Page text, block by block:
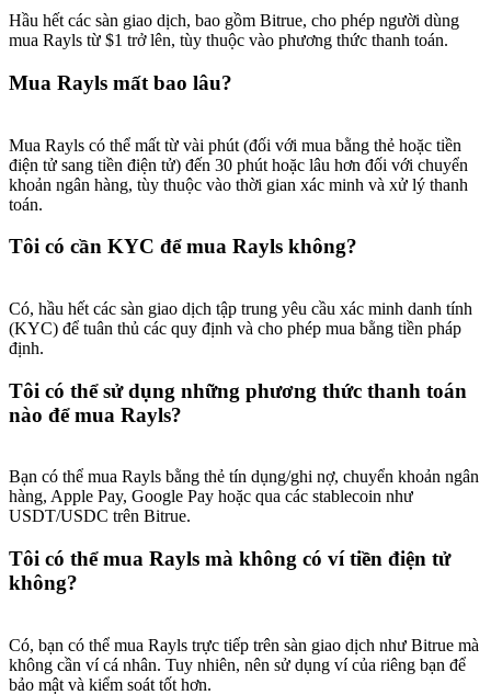
Hầu hết các sàn giao dịch, bao gồm Bitrue, cho phép người dùng
mua Rayls từ $1 trở lên, tùy thuộc vào phương thức thanh toán.
Mua Rayls mất bao lâu?
Mua Rayls có thể mất từ vài phút (đối với mua bằng thẻ hoặc tiền
điện tử sang tiền điện tử) đến 30 phút hoặc lâu hơn đối với chuyển
khoản ngân hàng, tùy thuộc vào thời gian xác minh và xử lý thanh
toán.
Tôi có cần KYC để mua Rayls không?
Có, hầu hết các sàn giao dịch tập trung yêu cầu xác minh danh tính
(KYC) để tuân thủ các quy định và cho phép mua bằng tiền pháp
định.
Tôi có thể sử dụng những phương thức thanh toán
nào để mua Rayls?
Bạn có thể mua Rayls bằng thẻ tín dụng/ghi nợ, chuyển khoản ngân
hàng, Apple Pay, Google Pay hoặc qua các stablecoin như
USDT/USDC trên Bitrue.
Tôi có thể mua Rayls mà không có ví tiền điện tử
không?
Có, bạn có thể mua Rayls trực tiếp trên sàn giao dịch như Bitrue mà
không cần ví cá nhân. Tuy nhiên, nên sử dụng ví của riêng bạn để
bảo mật và kiểm soát tốt hơn.